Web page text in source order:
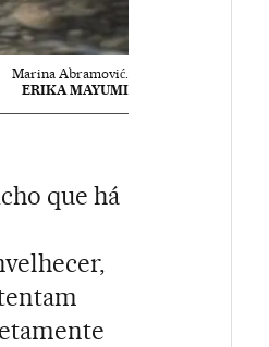
Marina Abramović.
ERIKA MAYUMI
que há